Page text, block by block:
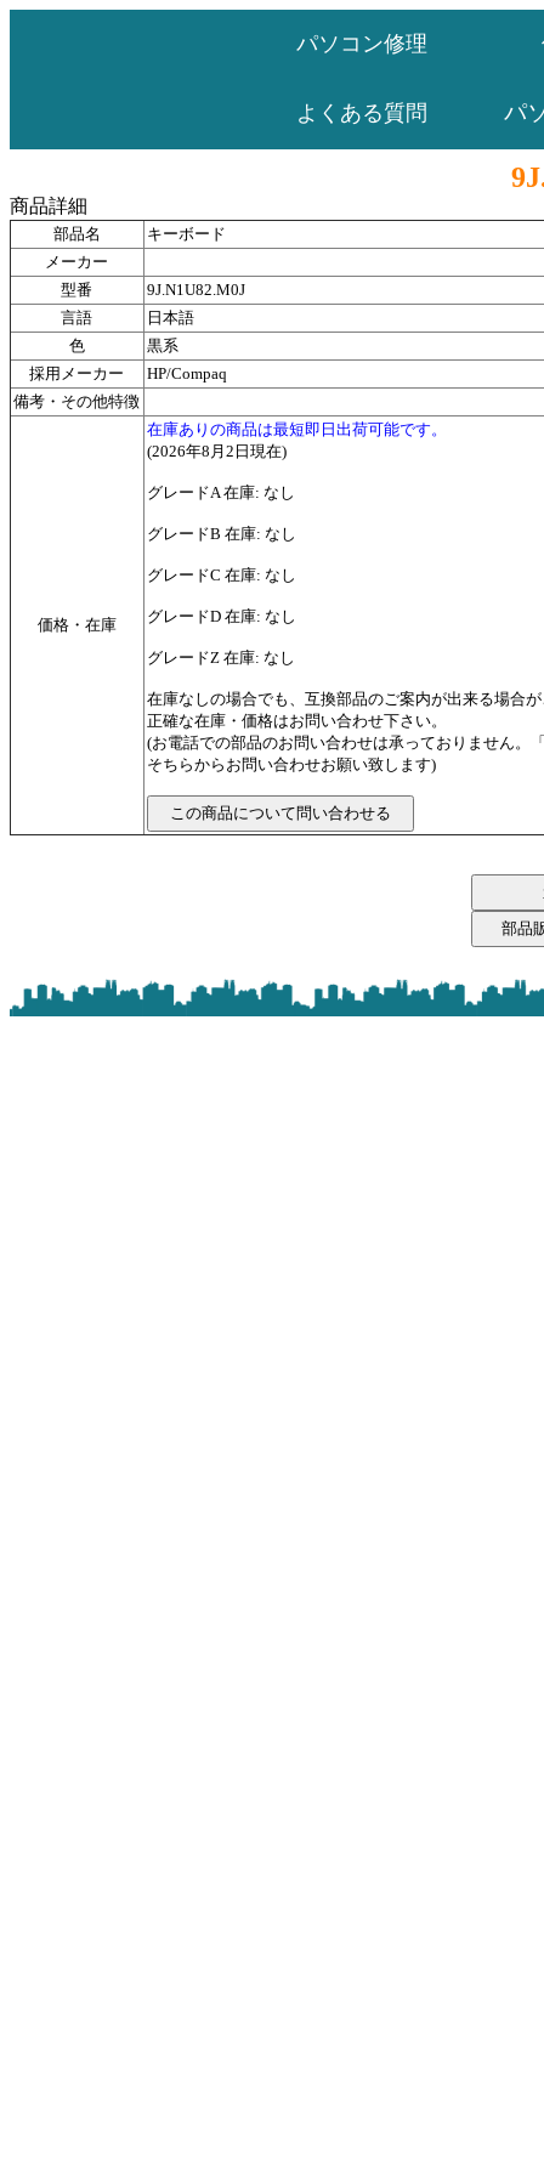
パソコン修理
よくある質問 パ
商品詳細
部品名
キーボード
メーカー
型番
9J.N1U82.M0J
言語
日本語
色
黒系
採用メーカー
HP/Compaq
備考・その他特徴
価格・在庫
在庫ありの商品は最短即日出荷可能です。
(2026年8月2日現在)
グレードA 在庫: なし
グレードB 在庫: なし
グレードC 在庫: なし
グレードD 在庫: なし
グレードZ 在庫: なし
在庫なしの場合でも、互換部品のご案内が出来る場合
正確な在庫・価格はお問い合わせ下さい。
(お電話での部品のお問い合わせは承っておりません。
そちらからお問い合わせお願い致します)